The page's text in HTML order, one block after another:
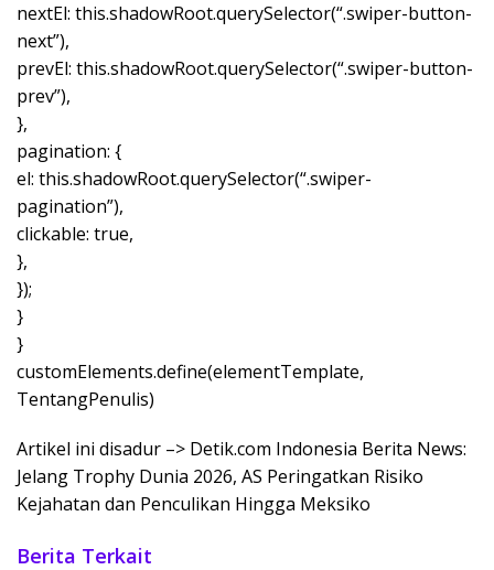
nextEl: this.shadowRoot.querySelector(“.swiper-button-
next”),
prevEl: this.shadowRoot.querySelector(“.swiper-button-
prev”),
},
pagination: {
el: this.shadowRoot.querySelector(“.swiper-
pagination”),
clickable: true,
},
});
}
}
customElements.define(elementTemplate,
TentangPenulis)
Artikel ini disadur –> Detik.com Indonesia Berita News:
Jelang Trophy Dunia 2026, AS Peringatkan Risiko
Kejahatan dan Penculikan Hingga Meksiko
Berita Terkait